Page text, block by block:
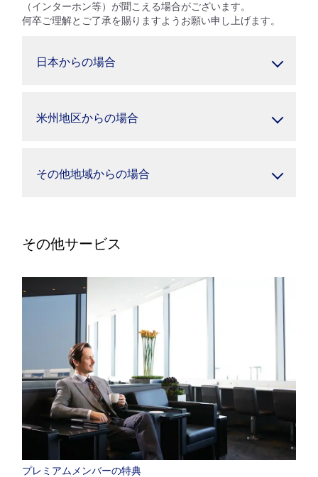
（インターホン等）が聞こえる場合がございます。
何卒ご理解とご了承を賜りますようお願い申し上げます。
日本からの場合
米州地区からの場合
その他地域からの場合
その他サービス
プレミアムメンバーの特典